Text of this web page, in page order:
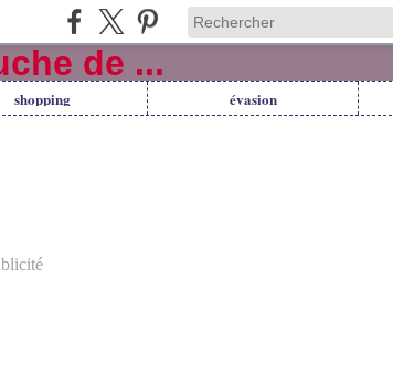
shopping évasion